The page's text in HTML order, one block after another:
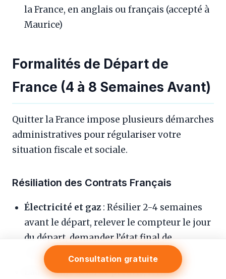
la France, en anglais ou français (accepté à
Maurice)
Formalités de Départ de
France (4 à 8 Semaines Avant)
Quitter la France impose plusieurs démarches
administratives pour régulariser votre
situation fiscale et sociale.
Résiliation des Contrats Français
Électricité et gaz : Résilier 2-4 semaines
avant le départ, relever le compteur le jour
du départ, demander l’état final de
consommation
: Même délai de préavis, fermer le
Consultation gratuite